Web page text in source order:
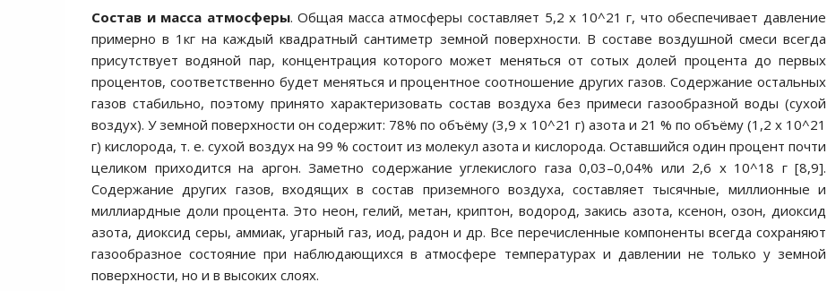
Состав и масса атмосферы. Общая масса атмосферы составляет 5,2 х 10^21 г, что обеспечивает давление
примерно в 1кг на каждый квадратный сантиметр земной поверхности. В составе воздушной смеси всегда
присутствует водяной пар, концентрация которого может меняться от сотых долей процента до первых
процентов, соответственно будет меняться и процентное соотношение других газов. Содержание остальных
газов стабильно, поэтому принято характеризовать состав воздуха без примеси газообразной воды (сухой
воздух). У земной поверхности он содержит: 78% по объёму (3,9 х 10^21 г) азота и 21 % по объёму (1,2 х 10^21
г) кислорода, т. е. сухой воздух на 99 % состоит из молекул азота и кислорода. Оставшийся один процент почти
целиком приходится на аргон. Заметно содержание углекислого газа 0,03–0,04% или 2,6 х 10^18 г [8,9].
Содержание других газов, входящих в состав приземного воздуха, составляет тысячные, миллионные и
миллиардные доли процента. Это неон, гелий, метан, криптон, водород, закись азота, ксенон, озон, диоксид
азота, диоксид серы, аммиак, угарный газ, иод, радон и др. Все перечисленные компоненты всегда сохраняют
газообразное состояние при наблюдающихся в атмосфере температурах и давлении не только у земной
поверхности, но и в высоких слоях.